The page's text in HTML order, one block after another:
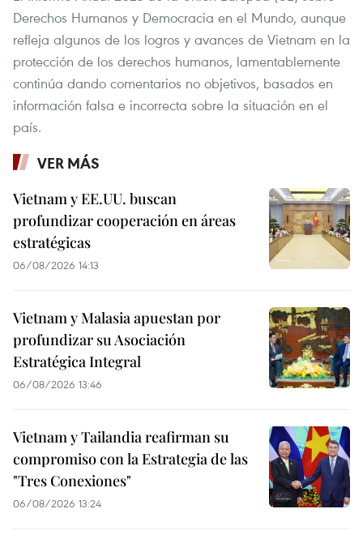
Derechos Humanos y Democracia en el Mundo, aunque
refleja algunos de los logros y avances de Vietnam en la
protección de los derechos humanos, lamentablemente
continúa dando comentarios no objetivos, basados en
información falsa e incorrecta sobre la situación en el
país.
VER MÁS
Vietnam y EE.UU. buscan
profundizar cooperación en áreas
estratégicas
06/08/2026 14:13
Vietnam y Malasia apuestan por
profundizar su Asociación
Estratégica Integral
06/08/2026 13:46
Vietnam y Tailandia reafirman su
compromiso con la Estrategia de las
"Tres Conexiones"
06/08/2026 13:24